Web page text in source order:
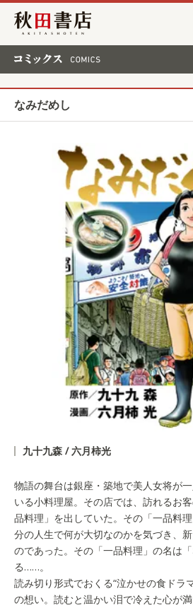
秋田書店
なみだめし
九十九森 / 六月柿光
物語の舞台は銀座・築地で美人女将が
いる小料理屋。その店では、訪れるお
品料理」を出していた。その「一品料
分の人生で何が大切なのかを気づき、
のであった。その「一品料理」の名は
る……。
読み切り形式でおくる“泣かせの食ドラ
の想い。読むと温かい泪で冷えた心が